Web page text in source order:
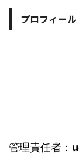
プロフィール
管理責任者：